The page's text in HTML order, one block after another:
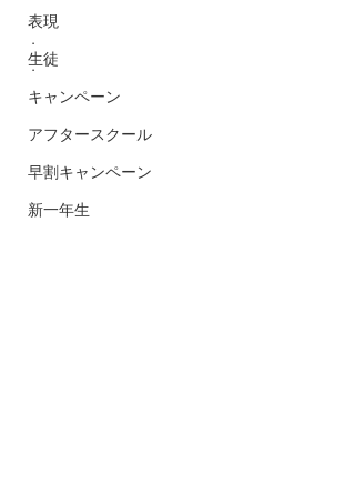
表現
生徒
キャンペーン
アフタースクール
早割キャンペーン
新一年生
.
.
.